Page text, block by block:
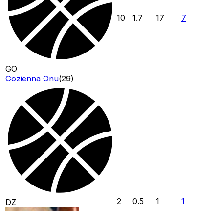
GO
Gozienna Onu(29)
10 1.7 17 7
DZ 2 0.5 1 1